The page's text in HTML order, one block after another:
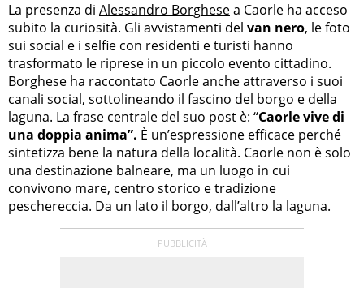
La presenza di Alessandro Borghesea Caorle ha acceso
subito la curiosità. Gli avvistamenti del van nero, le foto
sui social e i selfie con residenti e turisti hanno
trasformato le riprese in un piccolo evento cittadino.
Borghese ha raccontato Caorle anche attraverso i suoi
canali social, sottolineando il fascino del borgo e della
laguna. La frase centrale del suo post è: “Caorle vive di
una doppia anima”. È un’espressione efficace perché
sintetizza bene la natura della località. Caorle non è solo
una destinazione balneare, ma un luogo in cui
convivono mare, centro storico e tradizione
peschereccia. Da un lato il borgo, dall’altro la laguna.